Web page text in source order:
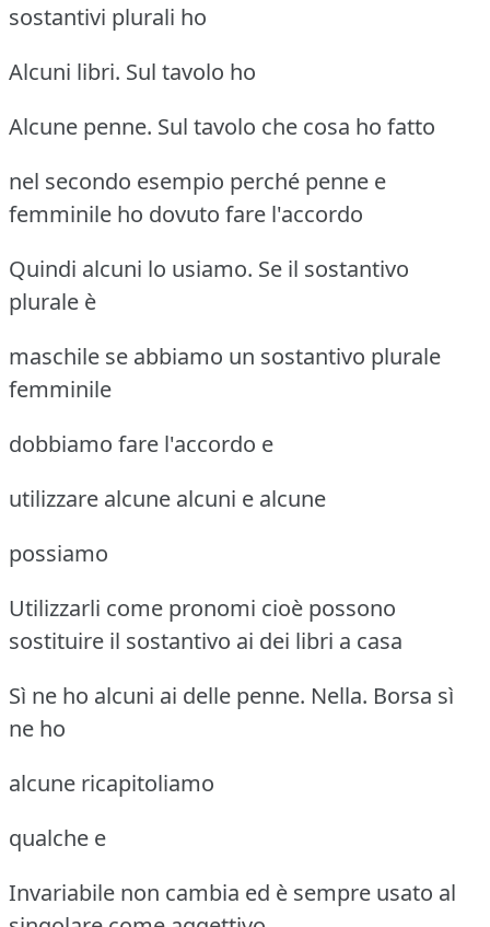
sostantivi plurali ho
Alcuni libri. Sul tavolo ho
Alcune penne. Sul tavolo che cosa ho fatto
nel secondo esempio perché penne e
femminile ho dovuto fare l'accordo
Quindi alcuni lo usiamo. Se il sostantivo
plurale è
maschile se abbiamo un sostantivo plurale
femminile
dobbiamo fare l'accordo e
utilizzare alcune alcuni e alcune
possiamo
Utilizzarli come pronomi cioè possono
sostituire il sostantivo ai dei libri a casa
Sì ne ho alcuni ai delle penne. Nella. Borsa sì
ne ho
alcune ricapitoliamo
qualche e
Invariabile non cambia ed è sempre usato al